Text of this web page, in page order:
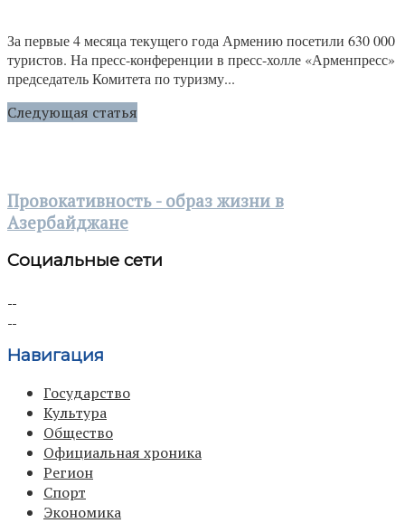
За первые 4 месяца текущего года Армению посетили 630 000
туристов. На пресс-конференции в пресс-холле «Арменпресс»
председатель Комитета по туризму...
Следующая статья
Провокативность - образ жизни в
Азербайджане
Социальные сети
Навигация
Государство
Культура
Общество
Официальная хроника
Регион
Спорт
Экономика